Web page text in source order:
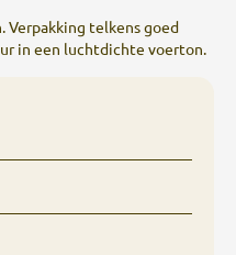
Verpakking telkens goed
in een luchtdichte voerton.